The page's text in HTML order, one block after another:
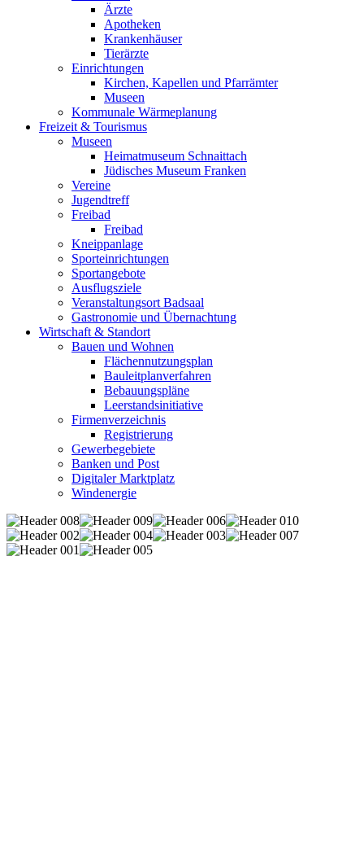
Ärzte
Apotheken
Krankenhäuser
Tierärzte
Einrichtungen
Kirchen, Kapellen und Pfarrämter
Museen
Kommunale Wärmeplanung
Freizeit & Tourismus
Museen
Heimatmuseum Schnaittach
Jüdisches Museum Franken
Vereine
Jugendtreff
Freibad
Freibad
Kneippanlage
Sporteinrichtungen
Sportangebote
Ausflugsziele
Veranstaltungsort Badsaal
Gastronomie und Übernachtung
Wirtschaft & Standort
Bauen und Wohnen
Flächennutzungsplan
Bauleitplanverfahren
Bebauungspläne
Leerstandsinitiative
Firmenverzeichnis
Registrierung
Gewerbegebiete
Banken und Post
Digitaler Marktplatz
Windenergie